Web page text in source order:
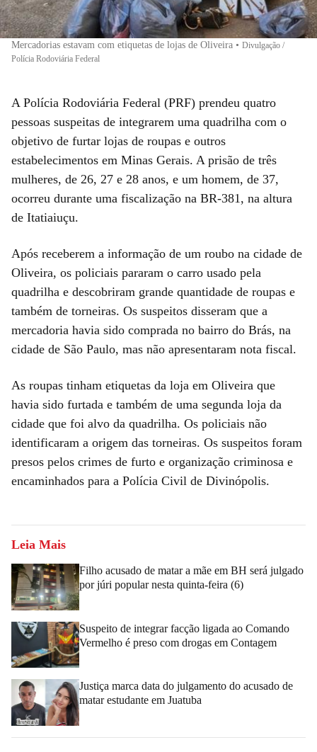
Mercadorias estavam com etiquetas de lojas de Oliveira • Divulgação /
Polícia Rodoviária Federal
A Polícia Rodoviária Federal (PRF) prendeu quatro
pessoas suspeitas de integrarem uma quadrilha com o
objetivo de furtar lojas de roupas e outros
estabelecimentos em Minas Gerais. A prisão de três
mulheres, de 26, 27 e 28 anos, e um homem, de 37,
ocorreu durante uma fiscalização na BR-381, na altura
de Itatiaiuçu.
Após receberem a informação de um roubo na cidade de
Oliveira, os policiais pararam o carro usado pela
quadrilha e descobriram grande quantidade de roupas e
também de torneiras. Os suspeitos disseram que a
mercadoria havia sido comprada no bairro do Brás, na
cidade de São Paulo, mas não apresentaram nota fiscal.
As roupas tinham etiquetas da loja em Oliveira que
havia sido furtada e também de uma segunda loja da
cidade que foi alvo da quadrilha. Os policiais não
identificaram a origem das torneiras. Os suspeitos foram
presos pelos crimes de furto e organização criminosa e
encaminhados para a Polícia Civil de Divinópolis.
Leia Mais
Filho acusado de matar a mãe em BH será julgado
por júri popular nesta quinta-feira (6)
Suspeito de integrar facção ligada ao Comando
Vermelho é preso com drogas em Contagem
Justiça marca data do julgamento do acusado de
matar estudante em Juatuba